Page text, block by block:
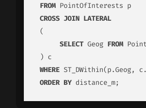
FROM PointOfInterests p
CROSS JOIN LATERAL
(
SELECT Geog FROM
) c
WHERE ST_DWithin(p.Geog,
ORDER BY distance_m;